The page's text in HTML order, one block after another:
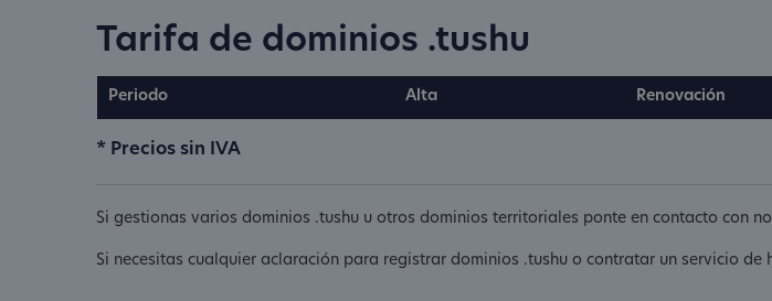
Tarifa de dominios .tushu
Periodo Alta Renovación
* Precios sin IVA
Si gestionas varios dominios .tushu u otros dominios territoriales ponte en contacto con
Si necesitas cualquier aclaración para registrar dominios .tushu o contratar un servicio